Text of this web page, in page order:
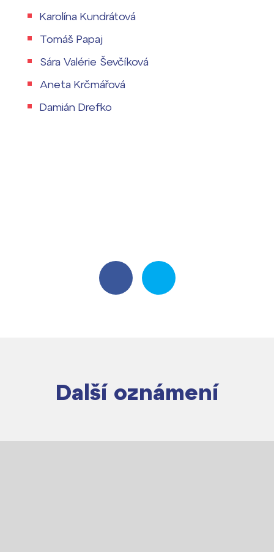
Karolína Kundrátová
Tomáš Papaj
Sára Valérie Ševčíková
Aneta Krčmářová
Damián Drefko
Další oznámení